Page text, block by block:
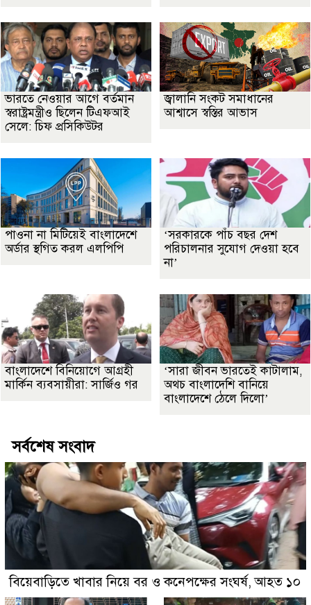
ভারতে নেওয়ার আগে বর্তমান
স্বরাষ্ট্রমন্ত্রীও ছিলেন টিএফআই
সেলে: চিফ প্রসিকিউটর
জ্বালানি সংকট সমাধানের
আশ্বাসে স্বস্তির আভাস
পাওনা না মিটিয়েই বাংলাদেশে
অর্ডার স্থগিত করল এলপিপি
‘সরকারকে পাঁচ বছর দেশ
পরিচালনার সুযোগ দেওয়া হবে
না’
বাংলাদেশে বিনিয়োগে আগ্রহী
মার্কিন ব্যবসায়ীরা: সার্জিও গর
‘সারা জীবন ভারতেই কাটালাম,
অথচ বাংলাদেশি বানিয়ে
বাংলাদেশে ঠেলে দিলো’
সর্বশেষ সংবাদ
বিয়েবাড়িতে খাবার নিয়ে বর ও কনেপক্ষের সংঘর্ষ, আহত ১০